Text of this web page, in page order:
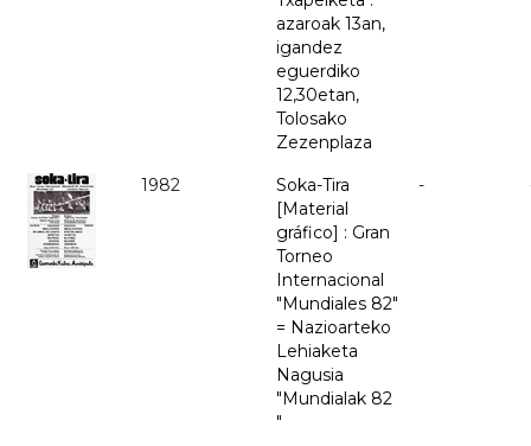
azaroak 13an,
igandez
eguerdiko
12,30etan,
Tolosako
Zezenplaza
1982
Soka-Tira
[Material
gráfico] : Gran
Torneo
Internacional
"Mundiales 82"
= Nazioarteko
Lehiaketa
Nagusia
"Mundialak 82
"
-